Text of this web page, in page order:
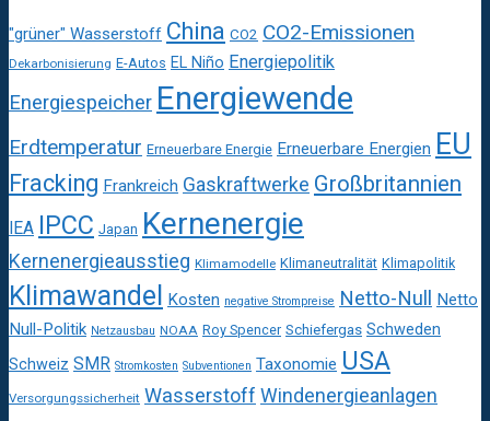
"grüner" Wasserstoff China CO2 CO2-Emissionen
Dekarbonisierung E-Autos EL Niño Energiepolitik
Energiespeicher Energiewende
Erdtemperatur Erneuerbare Energie Erneuerbare Energien EU
Fracking Frankreich Gaskraftwerke Großbritannien
IEA IPCC Japan Kernenergie
Kernenergieausstieg Klimamodelle Klimaneutralität Klimapolitik
Klimawandel Kosten negative Strompreise Netto-Null Netto
Null-Politik Netzausbau NOAA Roy Spencer Schiefergas Schweden
Schweiz SMR Stromkosten Subventionen Taxonomie USA
Versorgungssicherheit Wasserstoff Windenergieanlagen